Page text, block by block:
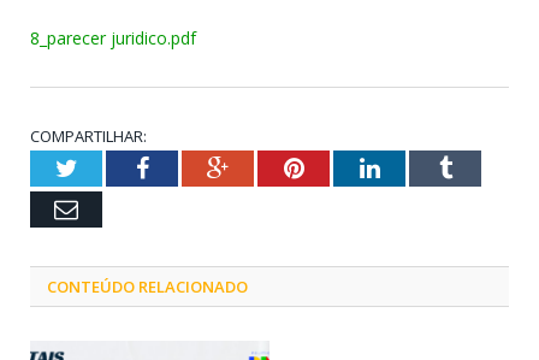
8_parecer juridico.pdf
COMPARTILHAR:
TwitterFacebookGoogle+PinterestLinkedInTumblr
Email
CONTEÚDO RELACIONADO